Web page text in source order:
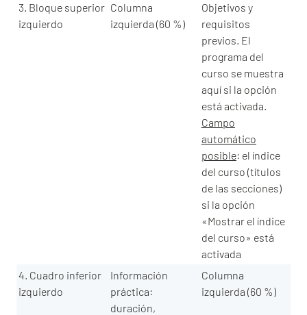
3. Bloque superior
izquierdo
Columna
izquierda (60 %)
Objetivos y
requisitos
previos. El
programa del
curso se muestra
aquí si la opción
está activada.
Campo
automático
posible: el índice
del curso (títulos
de las secciones)
si la opción
«Mostrar el índice
del curso» está
activada
4. Cuadro inferior
izquierdo
Información
práctica:
duración,
Columna
izquierda (60 %)